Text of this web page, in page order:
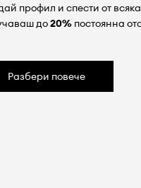
профил и спести от
до20%постоянна
Разбери повече